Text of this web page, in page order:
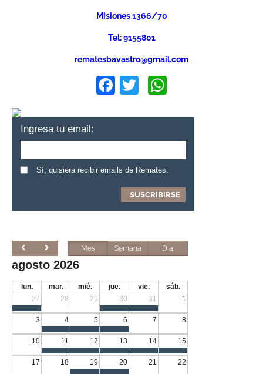
Misiones 1366/70
Tel: 9155801
rematesbavastro@gmail.com
Facebook
Twitter
Ingresa tu email:
Sí, quisiera recibir emails de Remates.
Mes Semana Día
agosto 2026
lun. mar. mié. jue. vie.
sáb.
27
28 29 30 31 1
3 4 5 6 7 8
10 11 12 13 14 15
17 18 19 20 21 22